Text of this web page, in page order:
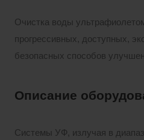
Очистка воды
прогрессивных, доступных,
безопасных способов
Описание
Системы УФ, излучая в